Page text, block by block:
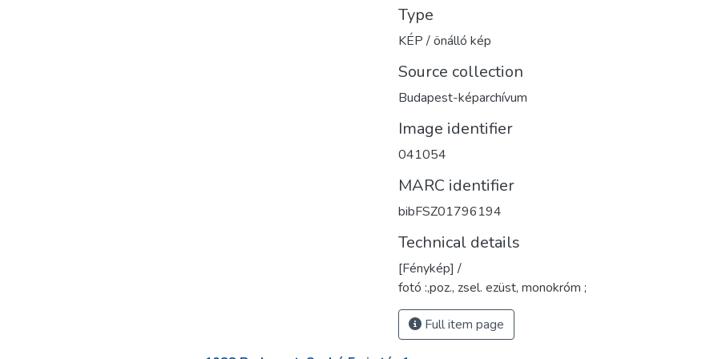
Type
KÉP / önálló kép
Source collection
Budapest-képarchívum
Image identifier
041054
MARC identifier
bibFSZ01796194
Technical details
[Fénykép] /
fotó :,poz., zsel. ezüst, monokróm ;
Full item page